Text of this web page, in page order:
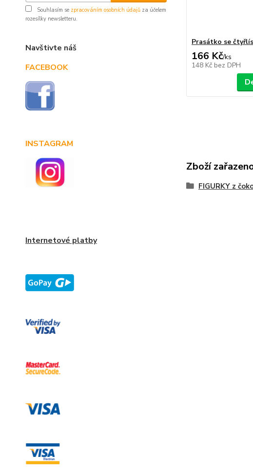
Souhlasím se zpracováním osobních údajů za účelem
rozesílky newsletteru.
Navštivte náš
FACEBOOK
INSTAGRAM
Internetové platby
Prasátko se
166 Kč/ks
148 Kč bez DPH
Zboží
FIGURKY z